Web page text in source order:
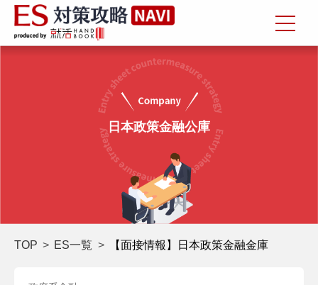
日本政策金融公庫
TOP ES一覧 【面接情報】日本政策金融金庫